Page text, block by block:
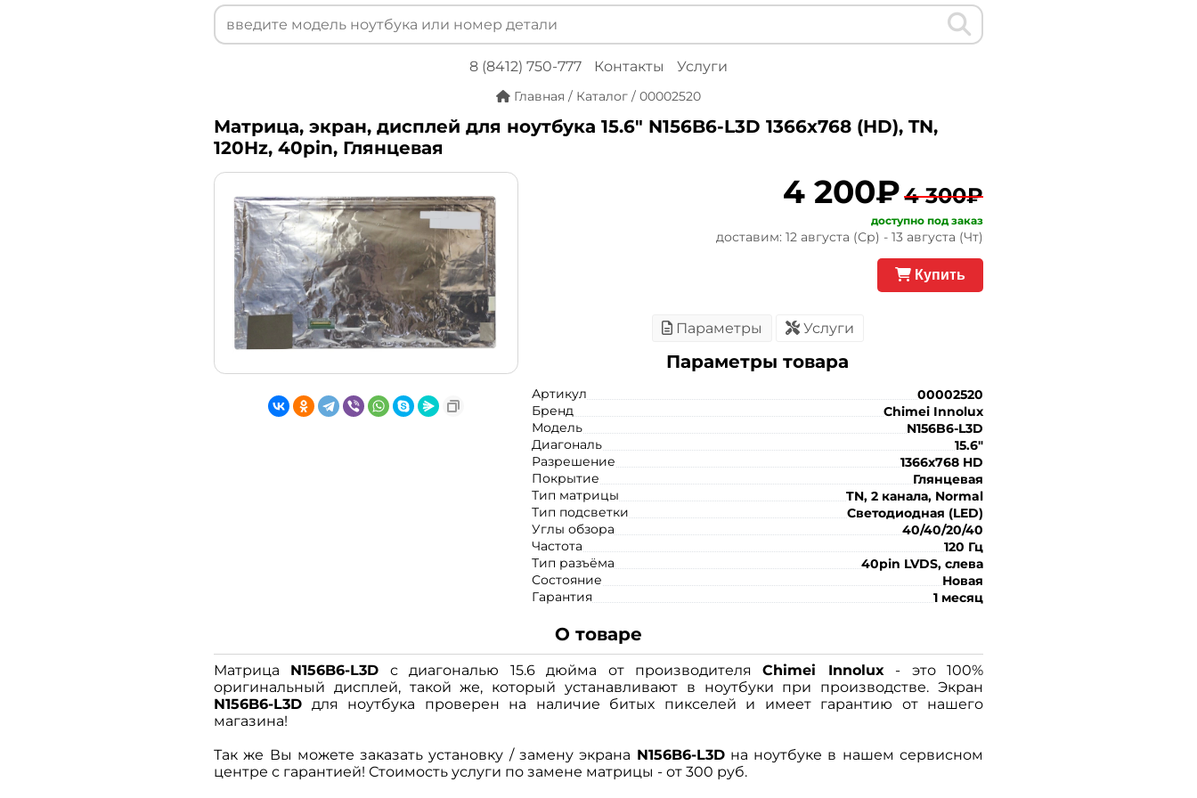
8 (8412) 750-777 Контакты Услуги
Главная / Каталог / 00002520
Матрица, экран, дисплей для ноутбука 15.6" N156B6-L3D 1366x768 (HD), TN,
120Hz, 40pin, Глянцевая
4 200₽4 300₽
доступно под заказ
доставим: 12 августа (Ср) - 13 августа (Чт)
Купить
Параметры Услуги
Параметры товара
Артикул
00002520
Бренд
Chimei Innolux
Модель
N156B6-L3D
Диагональ
15.6"
Разрешение
1366x768 HD
Покрытие
Глянцевая
Тип матрицы
TN, 2 канала, Normal
Тип подсветки
Светодиодная (LED)
Углы обзора
40/40/20/40
Частота
120 Гц
Тип разъёма
40pin LVDS, слева
Состояние
Новая
Гарантия
1 месяц
О товаре
Матрица N156B6-L3D с диагональю 15.6 дюйма от производителяChimei Innolux- это 100%
оригинальный дисплей, такой же, который устанавливают в ноутбуки при производстве. Экран
N156B6-L3D для ноутбука проверен на наличие битых пикселей и имеет гарантию от нашего
магазина!
Так же Вы можете заказать установку / замену экрана N156B6-L3Dна ноутбуке в нашем сервисном
центре с гарантией! Стоимость услуги по замене матрицы - от 300 руб.